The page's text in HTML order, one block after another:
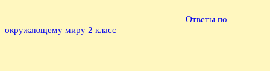
Ответы по
окружающему миру 2 класс